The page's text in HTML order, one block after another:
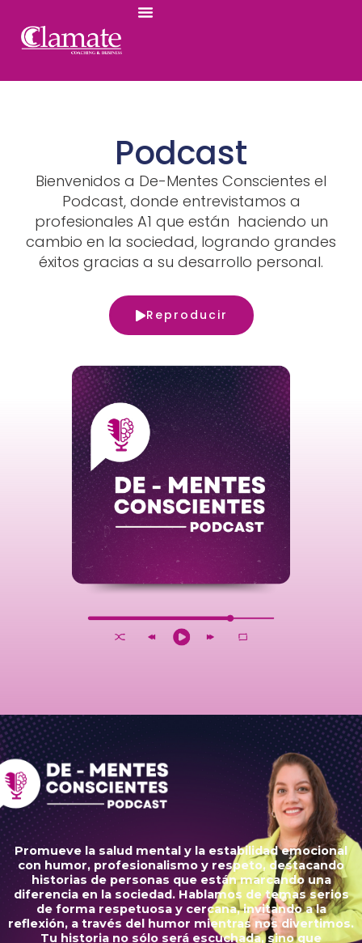
contenido
Podcast
Bienvenidos a De-Mentes Conscientes el
Podcast, donde entrevistamos a
profesionales A1 que están haciendo un
cambio en la sociedad, logrando grandes
éxitos gracias a su desarrollo personal.
Reproducir
Promueve la salud mental y la estabilidad emocional
con humor, profesionalismo y respeto, destacando
historias de personas que están marcando una
diferencia en la sociedad. Hablamos de temas serios
de forma respetuosa y cercana, invitando a la
reflexión, a través del humor mientras nos divertimos.
Tu historia no sólo será escuchada, sino que